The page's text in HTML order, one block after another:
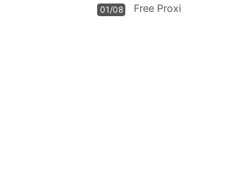
01/08 Free Proxi